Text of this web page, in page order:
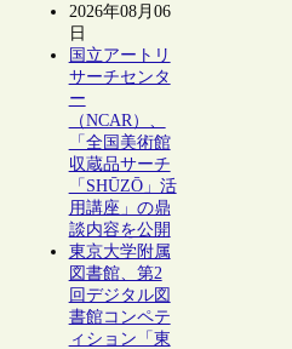
2026年08月06
日
国立アートリ
サーチセンタ
ー
（NCAR）、
「全国美術館
収蔵品サーチ
「SHŪZŌ」活
用講座」の鼎
談内容を公開
東京大学附属
図書館、第2
回デジタル図
書館コンペテ
ィション「東